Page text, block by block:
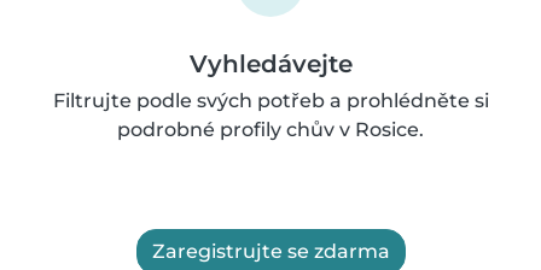
Vyhledávejte
Filtrujte podle svých potřeb a prohlédněte si
podrobné profily chův v Rosice.
Zaregistrujte se zdarma